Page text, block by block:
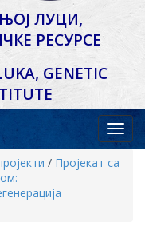
ЛУЦИ,
РЕСУРСЕ
GENETIC
/ Пројекат са